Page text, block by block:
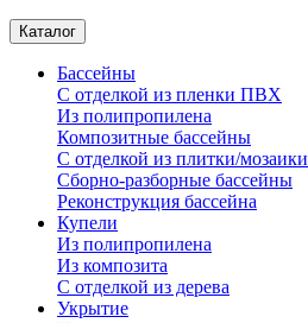
Каталог
Бассейны
С отделкой из пленки ПВХ
Из полипропилена
Композитные бассейны
С отделкой из плитки/мозаики
Сборно-разборные бассейны
Реконструкция бассейна
Купели
Из полипропилена
Из композита
С отделкой из дерева
Укрытие